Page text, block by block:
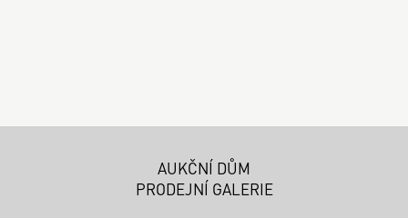
AUKČNÍ DŮM
PRODEJNÍ GALERIE